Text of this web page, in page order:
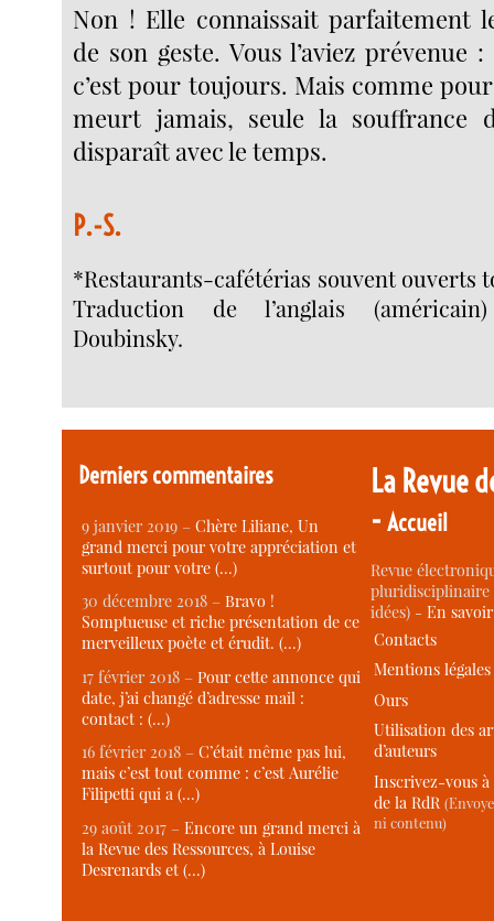
Non ! Elle connaissait parfaitement
de son geste. Vous l’aviez prévenue
c’est pour toujours. Mais comme
meurt jamais, seule la souffrance
disparaît avec le temps.
P.-S.
*Restaurants-cafétérias souvent ouverts
Traduction de l’anglais
Doubinsky.
Derniers commentaires
9 janvier 2019 –Chère Liliane, Un
grand merci pour votre appréciation et
surtout pour votre (…)
30 décembre 2018 –Bravo !
Somptueuse et riche présentation de ce
merveilleux poète et érudit. (…)
17 février 2018 –Pour cette annonce qui
date, j’ai changé d’adresse mail :
contact : (…)
16 février 2018 –C’était même pas lui,
mais c’est tout comme : c’est Aurélie
Filipetti qui a (…)
29 août 2017 –Encore un grand merci à
la Revue des Ressources, à Louise
Desrenards et (…)
La Revue
-Accueil
Revue
idées) -En
Contacts
Mentions légales
Ours
Utilisation des
d’auteurs
Inscrivez-vous
de la RdR
ni contenu)